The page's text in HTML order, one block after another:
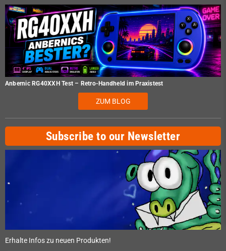
Anbernic RG40XXH Test – Retro-Handheld im Praxistest
ZUM BLOG
Subscribe to our Newsletter
Erhalte Infos zu neuen Produkten!